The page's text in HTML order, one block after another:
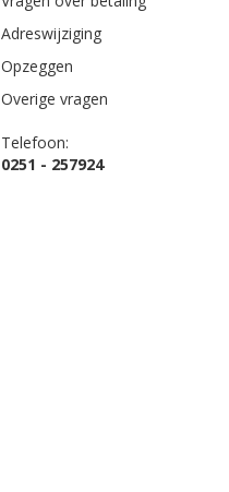
Adreswijziging
Opzeggen
Overige vragen
Telefoon:
0251 - 257924